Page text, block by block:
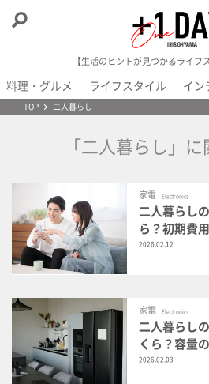
【生活のヒントが見つかるライフ
料理・グルメ ライフスタイル イン
TOP＋1 Day二人暮らし
「二人暮らし」
家電 |Electronics
二人暮らし
ら？初期費
のコツを紹介
2026.02.12
家電 |Electronics
二人暮らし
くら？容量
2026.02.03